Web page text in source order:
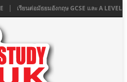
เรียนต่อมัธยมอังกฤษ GCSE และ A LEVEL